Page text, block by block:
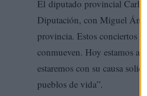
El diputado provincial
Diputación, con Miguel
provincia. Estos conciertos
conmueven. Hoy estamos
estaremos con su causa
pueblos de vida”.